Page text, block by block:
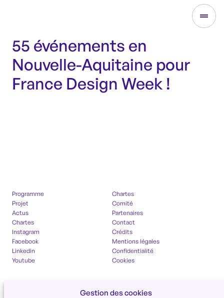
Gestion des cookies
55 événements en
Nouvelle-Aquitaine pour
France Design Week !
Programme
Projet
Actus
Chartes
Chartes
Comité
Partenaires
Contact
Instagram
Facebook
Linkedin
Youtube
Crédits
Mentions légales
Confidentialité
Cookies